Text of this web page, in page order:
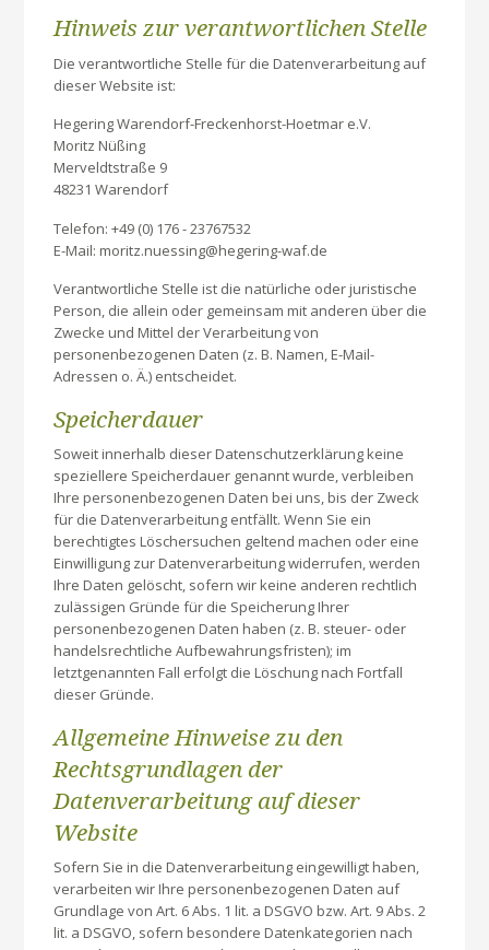
Hinweis zur verantwortlichen Stelle
Die verantwortliche Stelle für die Datenverarbeitung auf
dieser Website ist:
Hegering Warendorf-Freckenhorst-Hoetmar e.V.
Moritz Nüßing
Merveldtstraße 9
48231 Warendorf
Telefon: +49 (0) 176 - 23767532
E-Mail: moritz.nuessing@hegering-waf.de
Verantwortliche Stelle ist die natürliche oder juristische
Person, die allein oder gemeinsam mit anderen über die
Zwecke und Mittel der Verarbeitung von
personenbezogenen Daten (z. B. Namen, E-Mail-
Adressen o. Ä.) entscheidet.
Speicherdauer
Soweit innerhalb dieser Datenschutzerklärung keine
speziellere Speicherdauer genannt wurde, verbleiben
Ihre personenbezogenen Daten bei uns, bis der Zweck
für die Datenverarbeitung entfällt. Wenn Sie ein
berechtigtes Löschersuchen geltend machen oder eine
Einwilligung zur Datenverarbeitung widerrufen, werden
Ihre Daten gelöscht, sofern wir keine anderen rechtlich
zulässigen Gründe für die Speicherung Ihrer
personenbezogenen Daten haben (z. B. steuer- oder
handelsrechtliche Aufbewahrungsfristen); im
letztgenannten Fall erfolgt die Löschung nach Fortfall
dieser Gründe.
Allgemeine Hinweise zu den
Rechtsgrundlagen der
Datenverarbeitung auf dieser
Website
Sofern Sie in die Datenverarbeitung eingewilligt haben,
verarbeiten wir Ihre personenbezogenen Daten auf
Grundlage von Art. 6 Abs. 1 lit. a DSGVO bzw. Art. 9 Abs. 2
lit. a DSGVO, sofern besondere Datenkategorien nach